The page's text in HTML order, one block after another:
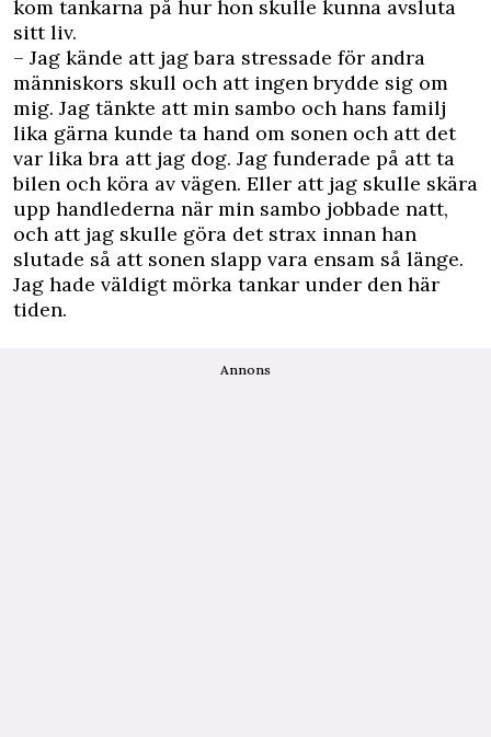
kom tankarna på hur hon skulle kunna avsluta
sitt liv.
– Jag kände att jag bara stressade för andra
människors skull och att ingen brydde sig om
mig. Jag tänkte att min sambo och hans familj
lika gärna kunde ta hand om sonen och att det
var lika bra att jag dog. Jag funderade på att ta
bilen och köra av vägen. Eller att jag skulle skära
upp handlederna när min sambo jobbade natt,
och att jag skulle göra det strax innan han
slutade så att sonen slapp vara ensam så länge.
Jag hade väldigt mörka tankar under den här
tiden.
Annons